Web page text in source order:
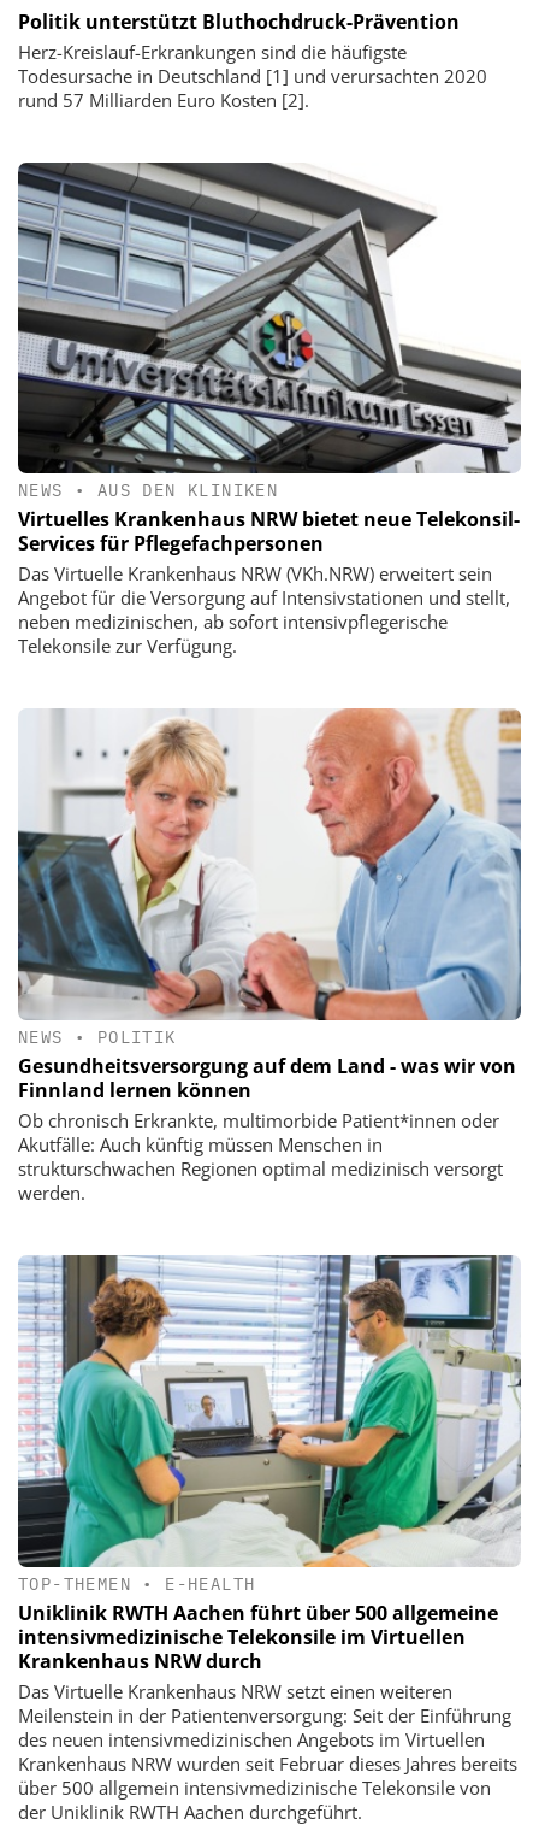
Politik unterstützt Bluthochdruck-Prävention
Herz-Kreislauf-Erkrankungen sind die häufigste
Todesursache in Deutschland [1] und verursachten 2020
rund 57 Milliarden Euro Kosten [2].
NEWS • AUS DEN KLINIKEN
Virtuelles Krankenhaus NRW bietet neue Telekonsil-
Services für Pflegefachpersonen
Das Virtuelle Krankenhaus NRW (VKh.NRW) erweitert sein
Angebot für die Versorgung auf Intensivstationen und stellt,
neben medizinischen, ab sofort intensivpflegerische
Telekonsile zur Verfügung.
NEWS • POLITIK
Gesundheitsversorgung auf dem Land - was wir von
Finnland lernen können
Ob chronisch Erkrankte, multimorbide Patient*innen oder
Akutfälle: Auch künftig müssen Menschen in
strukturschwachen Regionen optimal medizinisch versorgt
werden.
TOP-THEMEN • E-HEALTH
Uniklinik RWTH Aachen führt über 500 allgemeine
intensivmedizinische Telekonsile im Virtuellen
Krankenhaus NRW durch
Das Virtuelle Krankenhaus NRW setzt einen weiteren
Meilenstein in der Patientenversorgung: Seit der Einführung
des neuen intensivmedizinischen Angebots im Virtuellen
Krankenhaus NRW wurden seit Februar dieses Jahres bereits
über 500 allgemein intensivmedizinische Telekonsile von
der Uniklinik RWTH Aachen durchgeführt.